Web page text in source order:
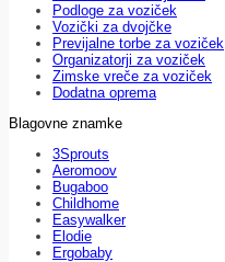
Podloge za voziček
Vozički za dvojčke
Previjalne torbe za voziček
Organizatorji za voziček
Zimske vreče za voziček
Dodatna oprema
Blagovne znamke
3Sprouts
Aeromoov
Bugaboo
Childhome
Easywalker
Elodie
Ergobaby